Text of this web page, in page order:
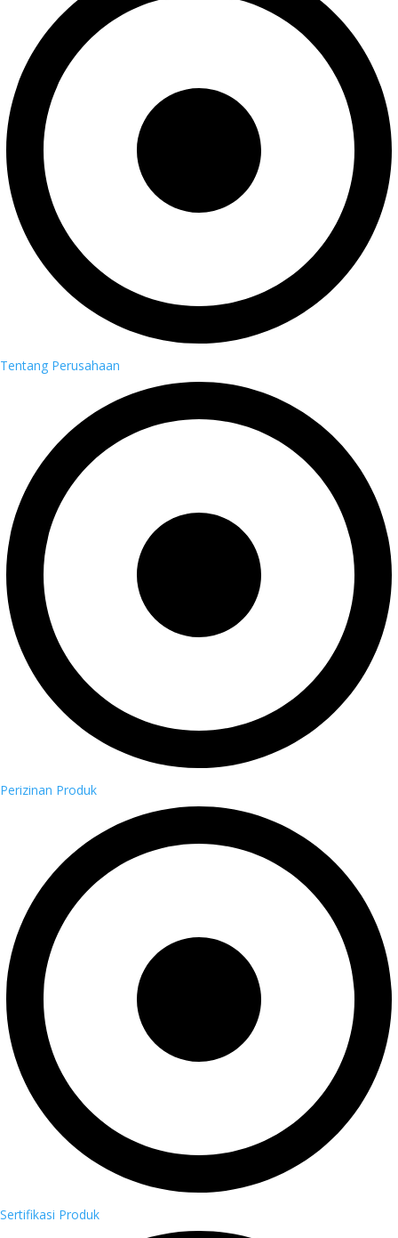
Tentang Perusahaan
Perizinan Produk
Sertifikasi Produk